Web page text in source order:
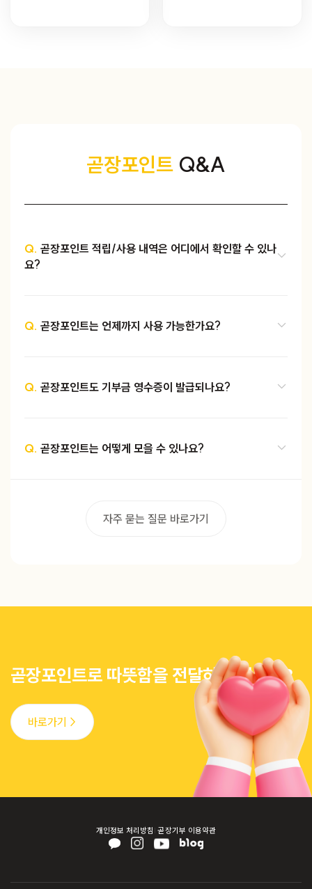
곧장포인트 Q&A
Q. 곧장포인트 적립/사용 내역은 어디에서 확인할 수 있나
요?
Q. 곧장포인트는 언제까지 사용 가능한가요?
Q. 곧장포인트도 기부금 영수증이 발급되나요?
Q. 곧장포인트는 어떻게 모을 수 있나요?
자주 묻는 질문 바로가기
곧장포인트로 따뜻함을 전달하고 싶다면?
바로가기 >
개인정보 처리방침 곧장기부 이용약관